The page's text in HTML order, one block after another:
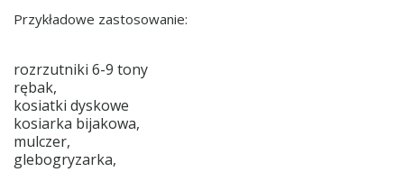
Przykładowe zastosowanie:
rozrzutniki 6-9 tony
rębak,
kosiatki dyskowe
kosiarka bijakowa,
mulczer,
glebogryzarka,